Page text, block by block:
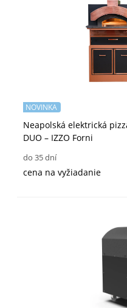
Neapolská elektrická
DUO – IZZO Forni
NOVINKA
do 35 dní
cena na vyžiadanie